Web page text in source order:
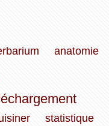
anatomie
statistique